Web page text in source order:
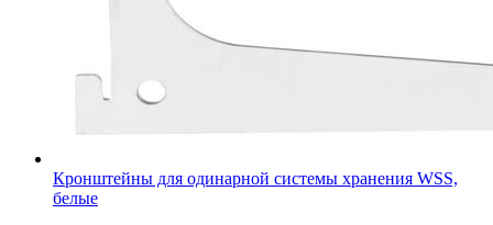
Кронштейны для одинарной системы хранения WSS,
белые